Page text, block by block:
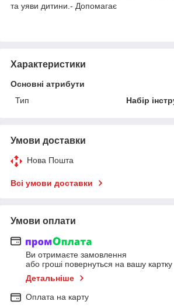
та уяви дитини.- Допомагає
Характеристики
Основні атрибути
Тип
Набір
Умови доставки
Нова Пошта
Всі умови доставки
Умови оплати
Ви отримаєте замовлення
або гроші повернуться на вашу картку
Детальніше
Оплата на карту